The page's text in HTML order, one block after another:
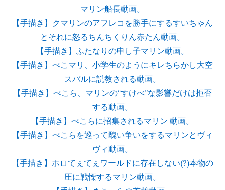
マリン船長動画。
【手描き】クマリンのアフレコを勝手にするすいちゃん
とそれに怒るちんちくりん赤たん動画。
【手描き】ふたなりの申し子マリン動画。
【手描き】ぺこマリ、小学生のようにキレちらかし大空
スバルに説教される動画。
【手描き】ぺこら、マリンの“すけべ”な影響だけは拒否
する動画。
【手描き】ぺこらに招集されるマリン 動画。
【手描き】ぺこらを巡って醜い争いをするマリンとヴィ
ヴィ動画。
【手描き】ホロてぇてぇワールドに存在しない(?)本物の
圧に戦慄するマリン動画。